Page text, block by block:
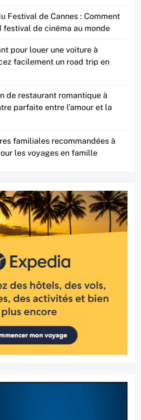
Festival de Cannes : Comment
festival de cinéma au monde
pour louer une voiture à
facilement un road trip en
de restaurant romantique à
parfaite entre l’amour et la
familiales recommandées à
les voyages en famille